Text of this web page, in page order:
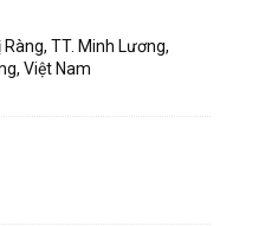
TT. Minh Lương,
Việt Nam